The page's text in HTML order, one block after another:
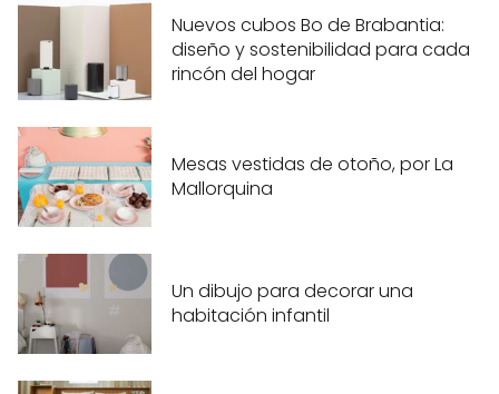
Nuevos cubos Bo de Brabantia:
diseño y sostenibilidad para cada
rincón del hogar
Mesas vestidas de otoño, por La
Mallorquina
Un dibujo para decorar una
habitación infantil